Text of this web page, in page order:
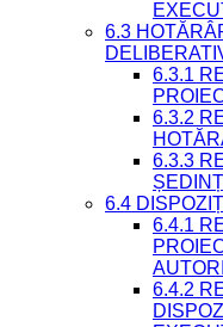
6.3
6.3.1
6.3.2
6.3.3
6.4
6.4.1
6.4.2